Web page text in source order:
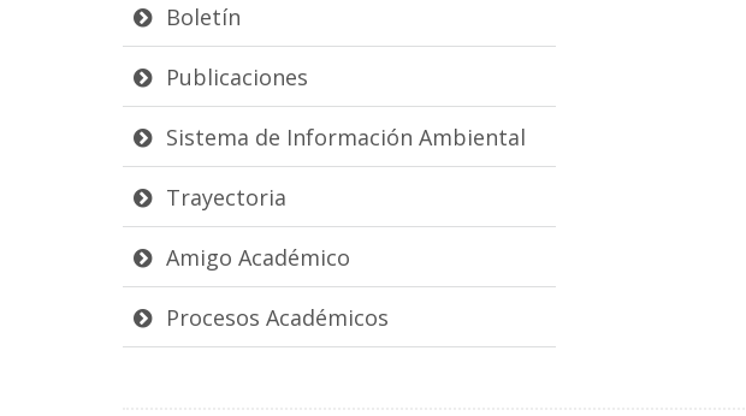
Boletín
Publicaciones
Sistema de Información Ambiental
Trayectoria
Amigo Académico
Procesos Académicos